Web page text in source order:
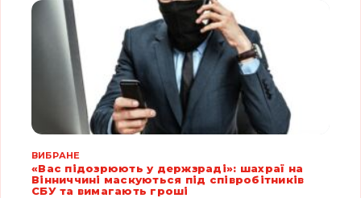
ВИБРАНЕ
«Вас підозрюють у держзраді»: шахраї на
Вінниччині маскуються під співробітників
СБУ та вимагають гроші